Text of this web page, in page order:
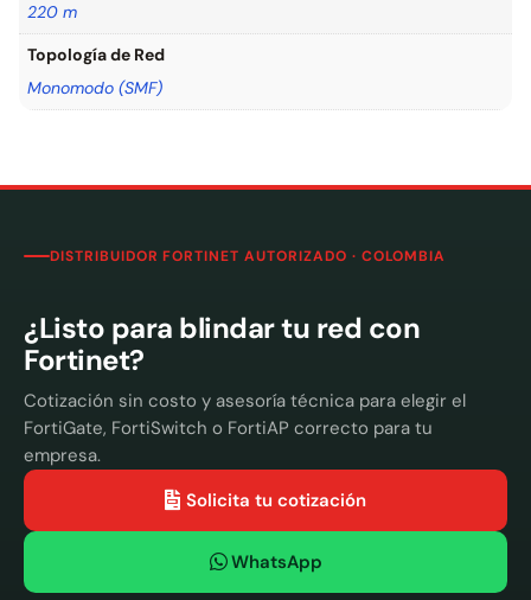
220 m
Topología de Red
Monomodo (SMF)
DISTRIBUIDOR FORTINET AUTORIZADO · COLOMBIA
¿Listo para blindar tu red con
Fortinet?
Cotización sin costo y asesoría técnica para elegir el
FortiGate, FortiSwitch o FortiAP correcto para tu
empresa.
Solicita tu cotización
WhatsApp